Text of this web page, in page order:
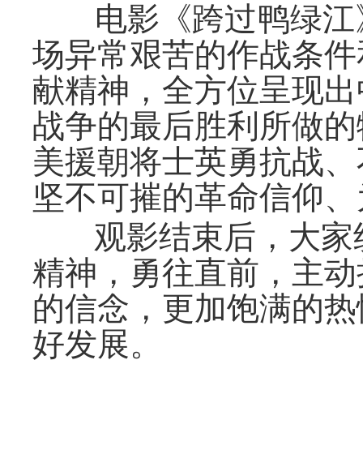
电影《跨过鸭绿江
场异常艰苦的作战条
献精神，全方位呈现
战争的最后胜利所做
美援朝将士英勇抗战
坚不可摧的革命信仰
观影结束后，大家
精神，勇往直前，主
的信念，更加饱满的
好发展。